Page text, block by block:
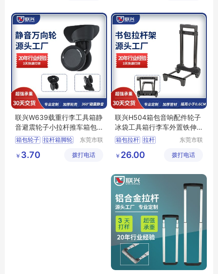
联兴W639载重行李工具箱静
音避震轮子小拉杆推车箱包
万向弹簧脚轮
箱包轮子 拉杆箱脚轮
箱包配件
东莞市联
件有限公
￥ 3.70 拨打电话
联兴H504箱包音响配件轮子
冰袋工具箱行李车外置铁伸
缩推车拉杆架
箱包拉杆 拉杆
拉杆箱拉杆
东莞市联
件有限公
￥ 26.00 拨打电话